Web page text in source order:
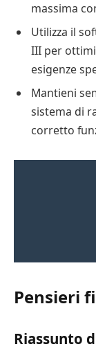
massima
Utilizza il
III per
esigenze
Mantieni
sistema di
corretto
Pensieri
Riassunto